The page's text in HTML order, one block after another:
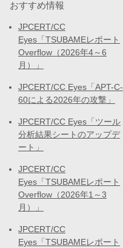
おすすめ情報
JPCERT/CC
Eyes「TSUBAMEレポート
Overflow（2026年4～6
月）」
JPCERT/CC Eyes「APT-C-
60による2026年の攻撃」
JPCERT/CC Eyes「ツール
分析結果シートのアップデ
ート」
JPCERT/CC
Eyes「TSUBAMEレポート
Overflow（2026年1～3
月）」
JPCERT/CC
Eyes「TSUBAMEレポート